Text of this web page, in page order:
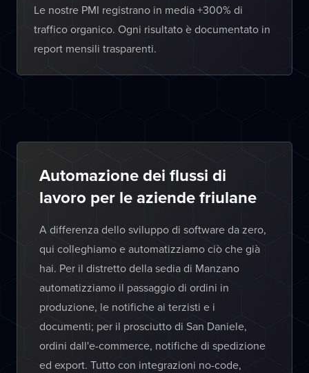
Le nostre PMI registrano in media +300% di
traffico organico. Ogni risultato è documentato in
report mensili trasparenti.
Automazione dei flussi di
lavoro per le aziende friulane
A differenza dello sviluppo di software da zero,
qui colleghiamo e automatizziamo ciò che già
hai. Per il distretto della sedia di Manzano
automatizziamo il passaggio di ordini in
produzione, le notifiche ai terzisti e i
documenti; per il prosciutto di San Daniele,
ordini dall'e-commerce, notifiche di spedizione
ed export. Tutto con integrazioni no-code,